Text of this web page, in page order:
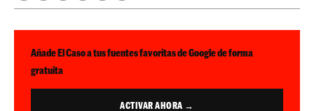
Añade El Caso a tus fuentes favoritas de Google de forma
gratuita
ACTIVAR AHORA →